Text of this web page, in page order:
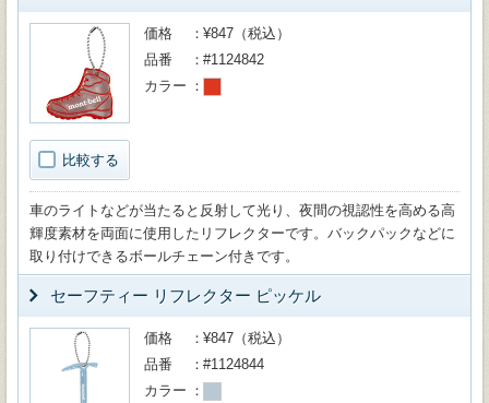
比較する
価格
¥847（税込）
品番
#1124842
カラー
車のライトなどが当たると反射して光り、夜間の視認性を高める高
輝度素材を両面に使用したリフレクターです。バックパックなどに
取り付けできるボールチェーン付きです。
セーフティー リフレクター ピッケル
価格
¥847（税込）
品番
#1124844
カラー